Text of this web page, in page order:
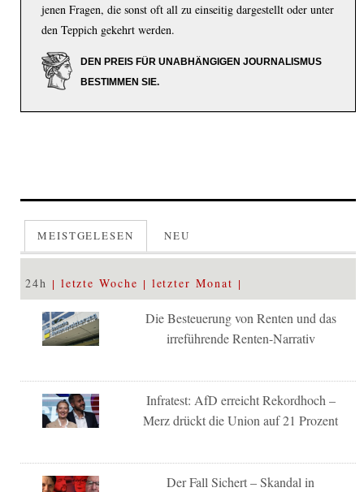
jenen Fragen, die sonst oft all zu einseitig dargestellt oder unter
den Teppich gekehrt werden.
DEN PREIS FÜR UNABHÄNGIGEN JOURNALISMUS
BESTIMMEN SIE.
MEISTGELESEN NEU
24h letzte Woche letzter Monat
Die Besteuerung von Renten und das
irreführende Renten-Narrativ
Infratest: AfD erreicht Rekordhoch –
Merz drückt die Union auf 21 Prozent
Der Fall Sichert – Skandal in